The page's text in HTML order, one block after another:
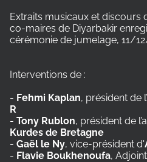
Extraits musicaux et discours
co-maires de Diyarbakir
cérémonie de jumelage, 11/
Interventions de :
- Fehmi Kaplan, président de
R
- Tony Rublon, président de
Kurdes de Bretagne
- Gaël le Ny, vice-président d'
- Flavie Boukhenoufa,